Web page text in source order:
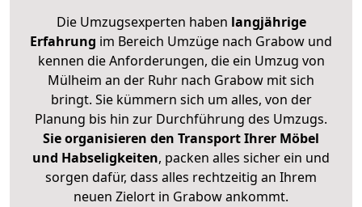
Die Umzugsexperten haben langjährige
Erfahrung im Bereich Umzüge nach Grabow und
kennen die Anforderungen, die ein Umzug von
Mülheim an der Ruhr nach Grabow mit sich
bringt. Sie kümmern sich um alles, von der
Planung bis hin zur Durchführung des Umzugs.
Sie organisieren den Transport Ihrer Möbel
und Habseligkeiten, packen alles sicher ein und
sorgen dafür, dass alles rechtzeitig an Ihrem
neuen Zielort in Grabow ankommt.